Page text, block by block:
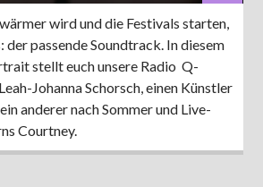
90,9 MHz Steinfurt 103,9 MHz
wird und die Festivals starten,
der passende Soundtrack. In diesem
stellt euch unsere Radio Q-
Johanna Schorsch, einen Künstler
anderer nach Sommer und Live-
Courtney.